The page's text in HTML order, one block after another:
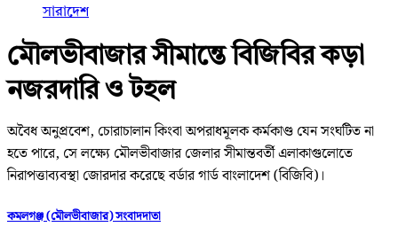
সারাদেশ
মৌলভীবাজার সীমান্তে বিজিবির কড়া
নজরদারি ও টহল
অবৈধ অনুপ্রবেশ, চোরাচালান কিংবা অপরাধমূলক কর্মকাণ্ড যেন সংঘটিত না
হতে পারে, সে লক্ষ্যে মৌলভীবাজার জেলার সীমান্তবর্তী এলাকাগুলোতে
নিরাপত্তাব্যবস্থা জোরদার করেছে বর্ডার গার্ড বাংলাদেশ (বিজিবি)।
কমলগঞ্জ (মৌলভীবাজার) সংবাদদাতা